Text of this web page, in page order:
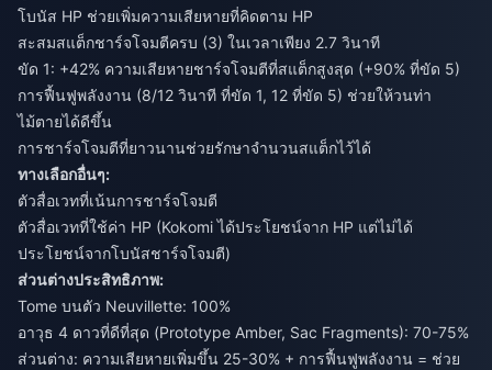
โบนัส HP ช่วยเพิ่มความเสียหายที่คิดตาม HP
สะสมสแต็กชาร์จโจมตีครบ (3) ในเวลาเพียง 2.7 วินาที
ขัด 1: +42% ความเสียหายชาร์จโจมตีที่สแต็กสูงสุด (+90% ที่ขัด 5)
การฟื้นฟูพลังงาน (8/12 วินาที ที่ขัด 1, 12 ที่ขัด 5) ช่วยให้วนท่า
ไม้ตายได้ดีขึ้น
การชาร์จโจมตีที่ยาวนานช่วยรักษาจำนวนสแต็กไว้ได้
ทางเลือกอื่นๆ:
ตัวสื่อเวทที่เน้นการชาร์จโจมตี
ตัวสื่อเวทที่ใช้ค่า HP (Kokomi ได้ประโยชน์จาก HP แต่ไม่ได้
ประโยชน์จากโบนัสชาร์จโจมตี)
ส่วนต่างประสิทธิภาพ:
Tome บนตัว Neuvillette: 100%
อาวุธ 4 ดาวที่ดีที่สุด (Prototype Amber, Sac Fragments): 70-75%
ส่วนต่าง: ความเสียหายเพิ่มขึ้น 25-30% + การฟื้นฟูพลังงาน = ช่วย